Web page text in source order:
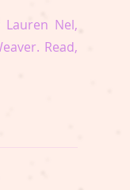
Nel,
Read,